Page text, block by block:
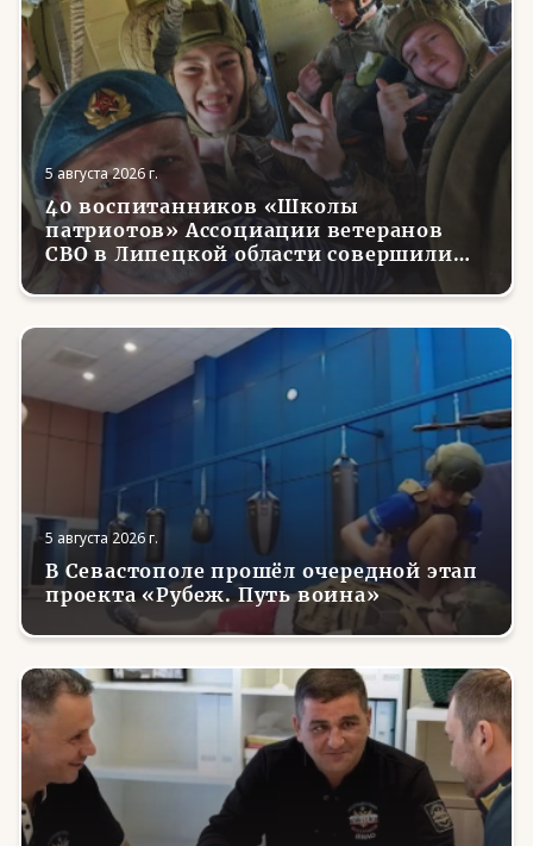
5 августа 2026 г.
40 воспитанников «Школы
патриотов» Ассоциации ветеранов
СВО в Липецкой области совершили
первые парашютные прыжки
5 августа 2026 г.
В Севастополе прошёл очередной этап
проекта «Рубеж. Путь воина»